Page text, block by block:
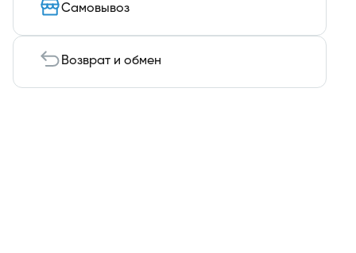
Самовывоз
Возврат и обмен